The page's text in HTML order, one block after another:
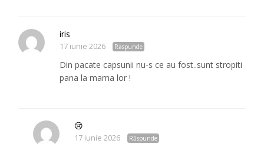
iris
17 iunie 2026 Răspunde
Din pacate capsunii nu-s ce au fost..sunt stropiti
pana la mama lor !
😢
17 iunie 2026 Răspunde